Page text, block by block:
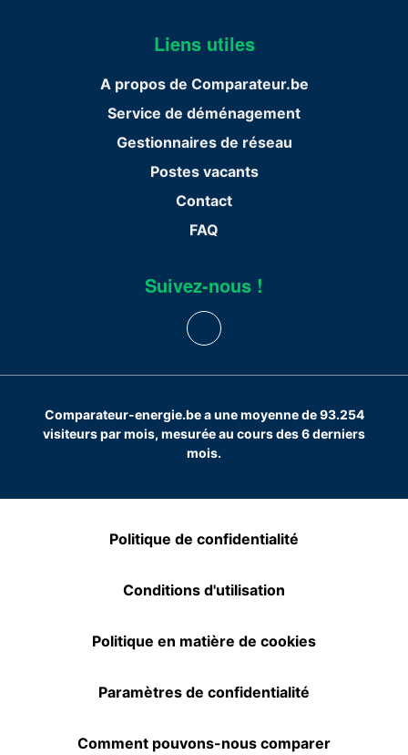
Liens utiles
A propos de Comparateur.be
Service de déménagement
Gestionnaires de réseau
Postes vacants
Contact
FAQ
Suivez-nous !
Comparateur-energie.be a une moyenne de 93.254
visiteurs par mois, mesurée au cours des 6 derniers
mois.
Politique de confidentialité
Conditions d'utilisation
Politique en matière de cookies
Paramètres de confidentialité
Comment pouvons-nous comparer